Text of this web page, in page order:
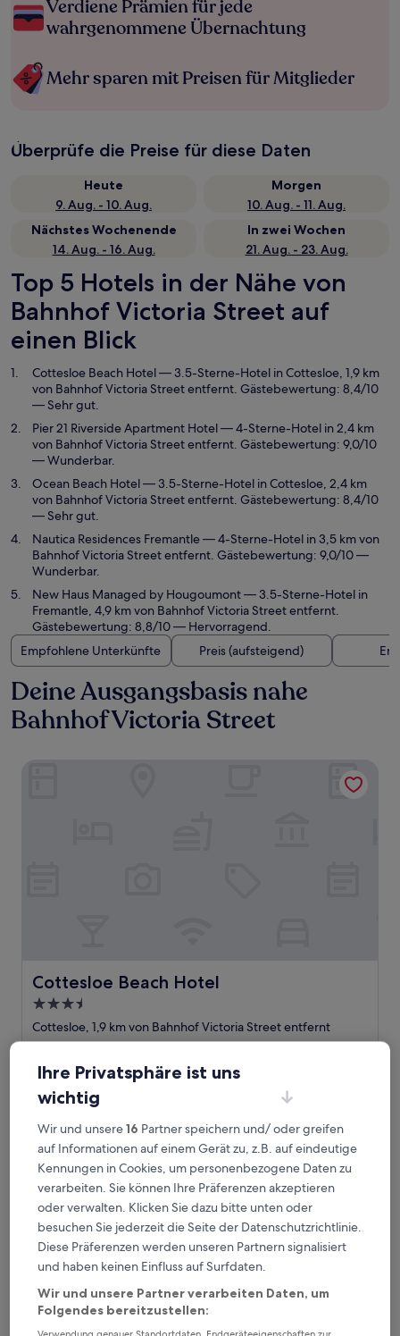
Verdiene Prämien für jede
wahrgenommene Übernachtung
Mehr sparen mit Preisen für Mitglieder
Überprüfe die Preise für diese Daten
Heute
9. Aug. - 10. Aug.
Morgen
10. Aug. - 11. Aug.
Nächstes Wochenende
14. Aug. - 16. Aug.
In zwei Wochen
21. Aug. - 23. Aug.
Top 5 Hotels in der Nähe von
Bahnhof Victoria Street auf
einen Blick
Cottesloe Beach Hotel— 3.5-Sterne-Hotel in Cottesloe, 1,9 km
von Bahnhof Victoria Street entfernt. Gästebewertung: 8,4/10
— Sehr gut.
Pier 21 Riverside Apartment Hotel— 4-Sterne-Hotel in 2,4 km
von Bahnhof Victoria Street entfernt. Gästebewertung: 9,0/10
— Wunderbar.
Ocean Beach Hotel— 3.5-Sterne-Hotel in Cottesloe, 2,4 km
von Bahnhof Victoria Street entfernt. Gästebewertung: 8,4/10
— Sehr gut.
Nautica Residences Fremantle— 4-Sterne-Hotel in 3,5 km von
Bahnhof Victoria Street entfernt. Gästebewertung: 9,0/10 —
Wunderbar.
New Haus Managed by Hougoumont— 3.5-Sterne-Hotel in
Fremantle, 4,9 km von Bahnhof Victoria Street entfernt.
Gästebewertung: 8,8/10 — Hervorragend.
Empfohlene Unterkünfte
Preis (aufsteigend)
Deine Ausgangsbasis nahe
Bahnhof Victoria Street
Cottesloe Beach Hotel
Cottesloe Beach Hotel
3.5-
Sterne-
Unterkunft
Cottesloe, 1,9 km von Bahnhof Victoria Street entfernt
8.4
10,
Sehr
(264
Bewertungen)
8,4/10 Sehr gut
122 €
inkl. Steuern & Gebühren
Pier 21 Riverside Apartment Hotel
Ihre Privatsphäre ist uns
wichtig
Wir und unsere16 Partner speichern und/ oder greifen
auf Informationen auf einem Gerät zu, z.B. auf eindeutige
Kennungen in Cookies, um personenbezogene Daten zu
verarbeiten. Sie können Ihre Präferenzen akzeptieren
oder verwalten. Klicken Sie dazu bitte unten oder
besuchen Sie jederzeit die Seite der Datenschutzrichtlinie.
Diese Präferenzen werden unseren Partnern signalisiert
und haben keinen Einfluss auf Surfdaten.
Wir und unsere Partner verarbeiten Daten, um
Folgendes bereitzustellen: